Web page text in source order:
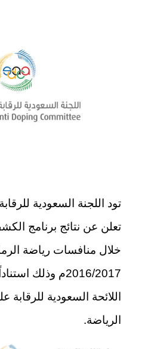
​تود اللجنة السعودية
تعلن عن نتائج برنامج
خلال منافسات رياضة
اللائحة السعودية
الرياضة.